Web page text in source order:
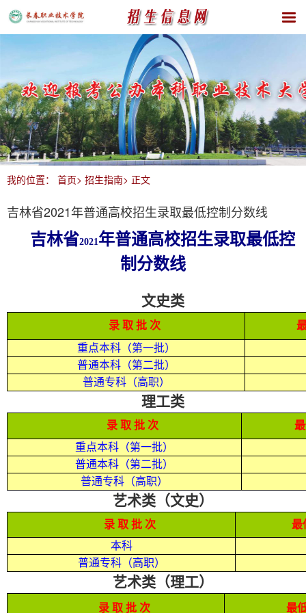
我的位置： 首页> 招生指南> 正文
吉林省2021年普通高校招生录取最低控制分数线
吉林省2021年普通高校招生录取最低控
制分数线
文史类
录 取 批 次
重点本科（第一批）
普通本科（第二批）
普通专科（高职）
理工类
录 取 批 次
重点本科（第一批）
普通本科（第二批）
普通专科（高职）
艺术类（文史）
录 取 批 次
最
本科
普通专科（高职）
艺术类（理工）
录 取 批 次 最